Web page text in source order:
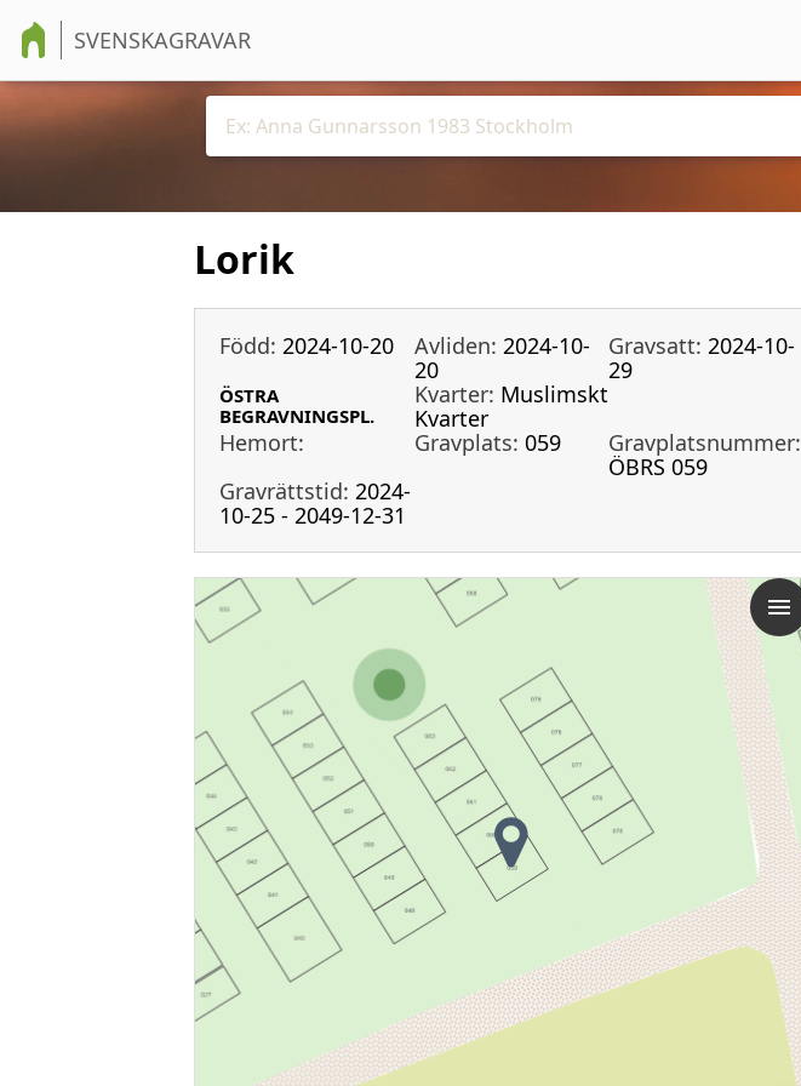
SVENSKAGRAVAR
Lorik
Född: 2024-10-20 Avliden: 2024-10-
20
Gravsatt: 2024-10-
29
ÖSTRA
BEGRAVNINGSPL.
Kvarter: Muslimskt
Kvarter
Hemort:
Gravplats: 059
Gravplatsnummer:
ÖBRS 059
Gravrättstid: 2024-
10-25 - 2049-12-31